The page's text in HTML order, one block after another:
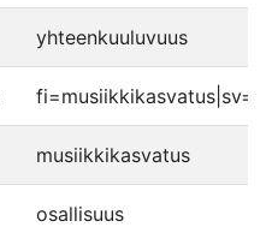
yhteenkuuluvuus
musiikkikasvatus
osallisuus